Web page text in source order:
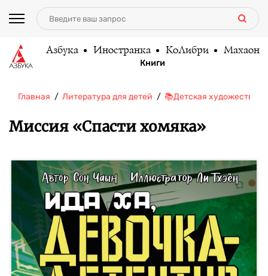
Азбука Иностранка КоЛибри Махаон
Книги
Главная Литература для детей 📚Детская
Миссия «Спасти хомяка»